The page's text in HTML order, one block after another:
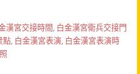
漢宮交接時間, 白金漢宮衛兵交接門
點, 白金漢宮表演, 白金漢宮表演時